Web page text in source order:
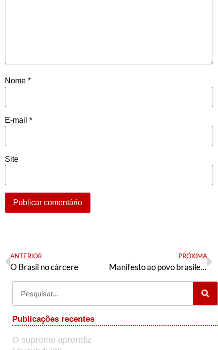
Nome *
E-mail *
Site
ANTERIOR
O Brasil no cárcere
PRÓXIMA
Manifesto ao povo brasileiro
Publicações recentes
O supremo aprendiz